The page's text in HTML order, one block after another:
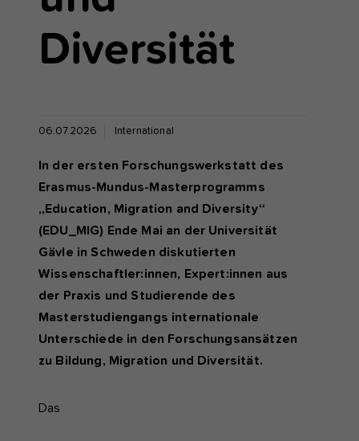
Diversität
06.07.2026 International
In der ersten Forschungswerkstatt des
Erasmus-Mundus-Masterprogramms
„Education, Migration and Diversity“
(EDU_MIG) Ende Mai an der Universität
Gävle in Schweden diskutierten
Wissenschaftler:innen, Expert:innen aus
der Praxis und Studierende des
Masterstudiengangs internationale
Unterschiede in den Forschungsansätzen
zu Bildung, Migration und Diversität.
Das